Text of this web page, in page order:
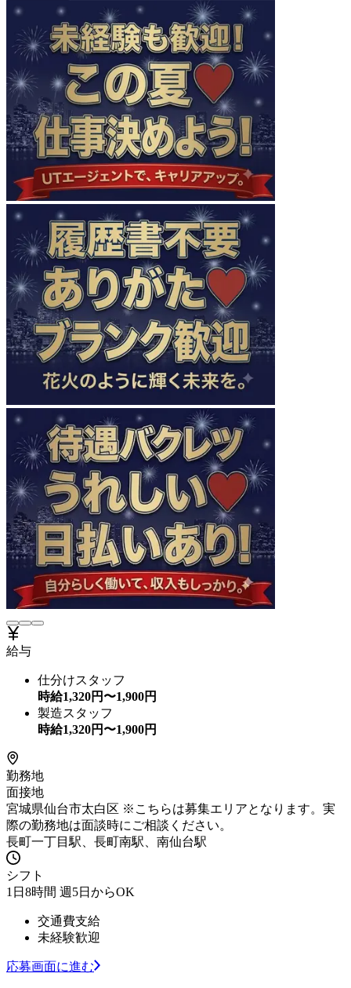
給与
仕分けスタッフ
時給1,320円〜1,900円
製造スタッフ
時給1,320円〜1,900円
勤務地
面接地
宮城県仙台市太白区 ※こちらは募集エリアとなります。実
際の勤務地は面談時にご相談ください。
長町一丁目駅、長町南駅、南仙台駅
シフト
1日8時間 週5日からOK
交通費支給
未経験歓迎
応募画面に進む